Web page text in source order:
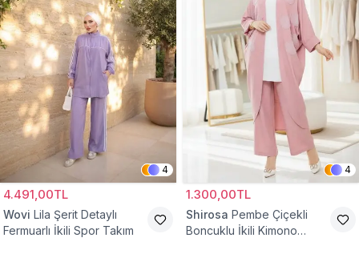
4
4.491,00TL
Wovi Lila Şerit Detaylı
Fermuarlı İkili Spor Takım
4
1.300,00TL
Shirosa Pembe Çiçekli
Boncuklu İkili Kimono